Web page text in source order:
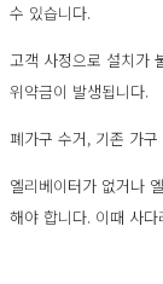
수 있습니다.
고객 사정으로 설치가
위약금이 발생됩니다.
폐가구 수거, 기존 가
엘리베이터가 없거나
해야 합니다. 이때 사